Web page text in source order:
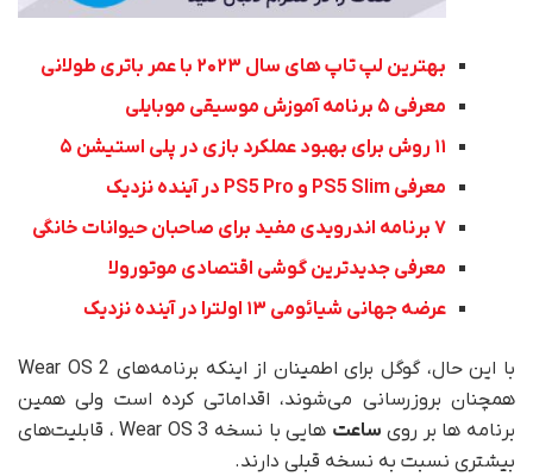
بهترین لپ تاپ های سال ۲۰۲۳ با عمر باتری طولانی
معرفی ۵ برنامه آموزش موسیقی موبایلی
۱۱ روش برای بهبود عملکرد بازی در پلی استیشن ۵
معرفی PS5 Slim و PS5 Pro در آینده نزدیک
۷ برنامه اندرویدی مفید برای صاحبان حیوانات خانگی
معرفی جدیدترین گوشی اقتصادی موتورولا
عرضه جهانی شیائومی ۱۳ اولترا در آینده نزدیک
با این حال، گوگل برای اطمینان از اینکه برنامه‌های Wear OS 2
همچنان بروزرسانی می‌شوند، اقداماتی کرده است ولی همین
برنامه ها بر رویساعت‌
هایی با نسخه Wear OS 3 ، قابلیت‌های
بیشتری نسبت به نسخه قبلی دارند.